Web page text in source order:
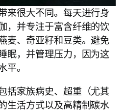
来很大不同。每天进行身
，并专注于富含纤维的饮
麦、奇亚籽和豆类。避免
眠，并管理压力，因为这
平。
括家族病史、超重（尤其
生活方式以及高精制碳水